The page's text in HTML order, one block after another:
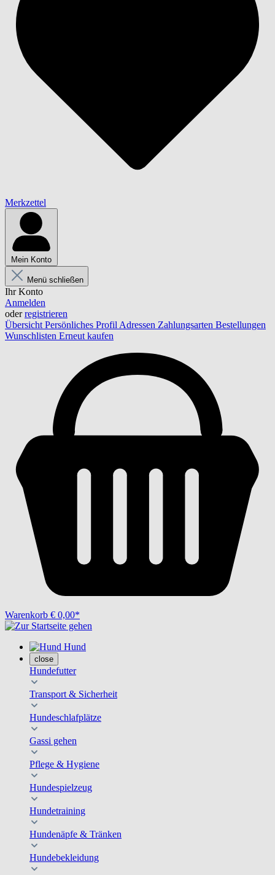
Merkzettel
Mein Konto
Menü schließen
Ihr Konto
Anmelden
oderregistrieren
Übersicht Persönliches Profil Adressen Zahlungsarten Bestellungen
Wunschlisten Erneut kaufen
Warenkorb € 0,00*
Hund
close
Hundefutter
Transport & Sicherheit
Hundeschlafplätze
Gassi gehen
Pflege & Hygiene
Hundespielzeug
Hundetraining
Hundenäpfe & Tränken
Hundebekleidung